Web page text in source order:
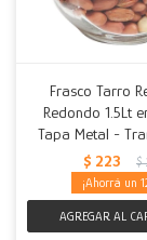
Frasco Tarro
Redondo 1.5Lt
Tapa Metal -
$ 223 $